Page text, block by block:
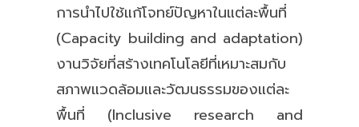
การนำไปใช้แก้โจทย์ปัญหาในแต่ละพื้นที่
(Capacity building and adaptation)
งานวิจัยที่สร้างเทคโนโลยีที่เหมาะสมกับ
สภาพแวดล้อมและวัฒนธรรมของแต่ละ
พื้นที่ (Inclusive research and